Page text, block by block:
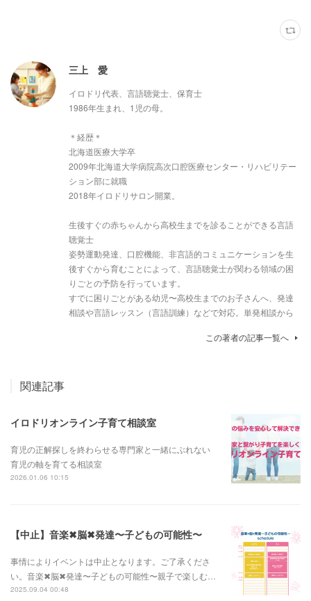
三上 愛
イロドリ代表、言語聴覚士、保育士
1986年生まれ、1児の母。
＊経歴＊
北海道医療大学卒
2009年北海道大学病院高次口腔医療センター・リハビリテー
ション部に就職
2018年イロドリサロン開業。
生後すぐの赤ちゃんから高校生までを診ることができる言語
聴覚士
姿勢運動発達、口腔機能、非言語的コミュニケーションを生
後すぐから育むことによって、言語聴覚士が関わる領域の困
りごとの予防を行っています。
すでに困りごとがある幼児〜高校生までのお子さんへ、発達
相談や言語レッスン（言語訓練）などで対応。単発相談から
この著者の記事一覧へ
関連記事
イロドリオンライン子育て相談室
育児の正解探しを終わらせる専門家と一緒にぶれない
育児の軸を育てる相談室
2026.01.06 10:15
【中止】音楽✖︎脳✖︎発達〜子どもの可能性〜
事情によりイベントは中止となります。ご了承くださ
い。音楽✖︎脳✖︎発達〜子どもの可能性〜親子で楽しむ…
2025.09.04 00:48